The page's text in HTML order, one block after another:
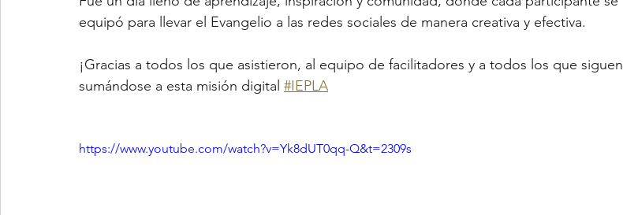
equipó para llevar el Evangelio a las redes sociales de manera creativa y efectiva.
¡Gracias a todos los que asistieron, al equipo de facilitadores y a todos los que siguen
sumándose a esta misión digital #IEPLA
https://www.youtube.com/watch?v=Yk8dUT0qq-Q&t=2309s